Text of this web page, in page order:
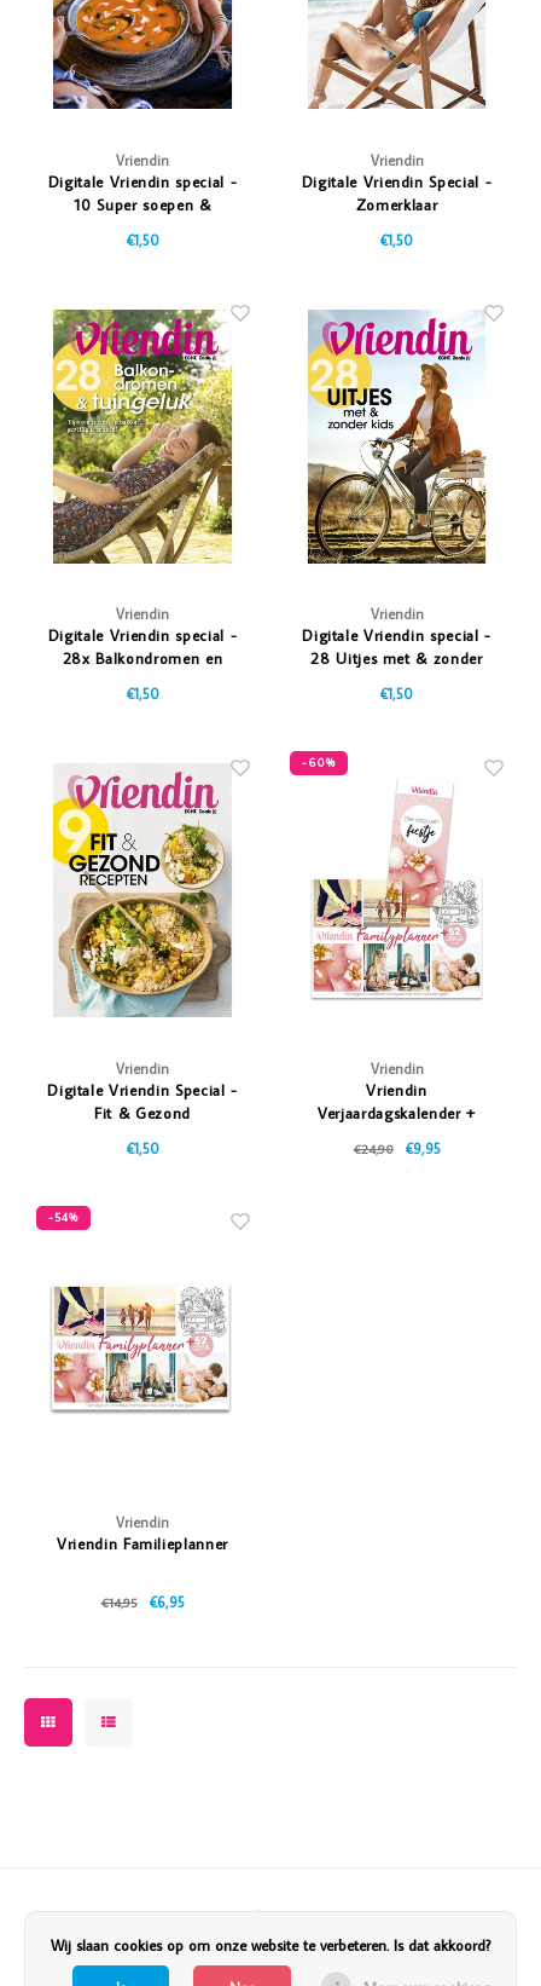
Vriendin
Digitale Vriendin special -
10 Super soepen &
€1,50
Vriendin
Digitale Vriendin Special -
Zomerklaar
€1,50
Vriendin
Digitale Vriendin special -
28x Balkondromen en
€1,50
Vriendin
Digitale Vriendin special -
28 Uitjes met & zonder
€1,50
Vriendin
Digitale Vriendin Special -
Fit & Gezond
€1,50
-60%
Vriendin
Vriendin
Verjaardagskalender +
(Combipack)
€24,90 €9,95
-54%
Vriendin
Vriendin Familieplanner
€14,95 €6,95
Volg ons
Wij slaan cookies op om onze website te verbeteren. Is dat akkoord?